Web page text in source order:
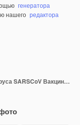
генератора
нашего редактора
Вакцинация против нового коронавируса SARSCoV Вакцина против коронавируса и использование шприца для предотвращения заражения COVID xA